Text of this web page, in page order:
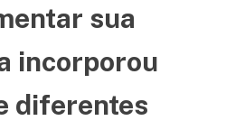
sua
incorporou
diferentes